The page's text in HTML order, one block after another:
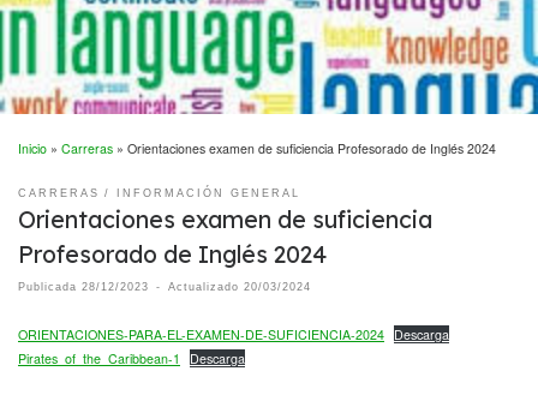
Inicio » Carreras » Orientaciones examen de suficiencia Profesorado de Inglés 2024
CARRERAS INFORMACIÓN GENERAL
Orientaciones examen de suficiencia
Profesorado de Inglés 2024
Publicada 28/12/2023 - Actualizado 20/03/2024
ORIENTACIONES-PARA-EL-EXAMEN-DE-SUFICIENCIA-2024 Descarga
Pirates_of_the_Caribbean-1
Descarga